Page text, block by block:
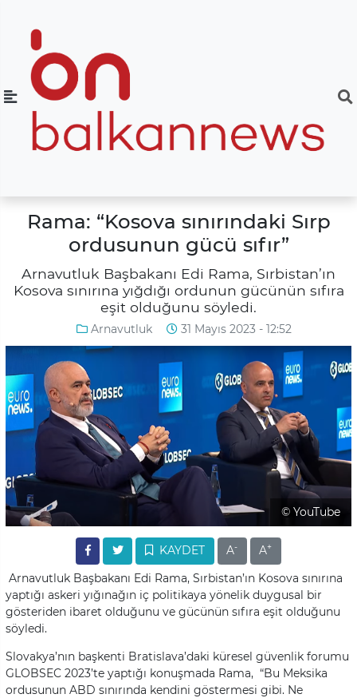
Rama: “Kosova sınırındaki Sırp
ordusunun gücü sıfır”
Arnavutluk Başbakanı Edi Rama, Sırbistan’ın
Kosova sınırına yığdığı ordunun gücünün sıfıra
eşit olduğunu söyledi.
Arnavutluk 31 Mayıs 2023 - 12:52
© YouTube
KAYDET A- A+
Arnavutluk Başbakanı Edi Rama, Sırbistan’ın Kosova sınırına
yaptığı askeri yığınağın iç politikaya yönelik duygusal bir
gösteriden ibaret olduğunu ve gücünün sıfıra eşit olduğunu
söyledi.
Slovakya’nın başkenti Bratislava’daki küresel güvenlik forumu
GLOBSEC 2023’te yaptığı konuşmada Rama, “Bu Meksika
ordusunun ABD sınırında kendini göstermesi gibi. Ne